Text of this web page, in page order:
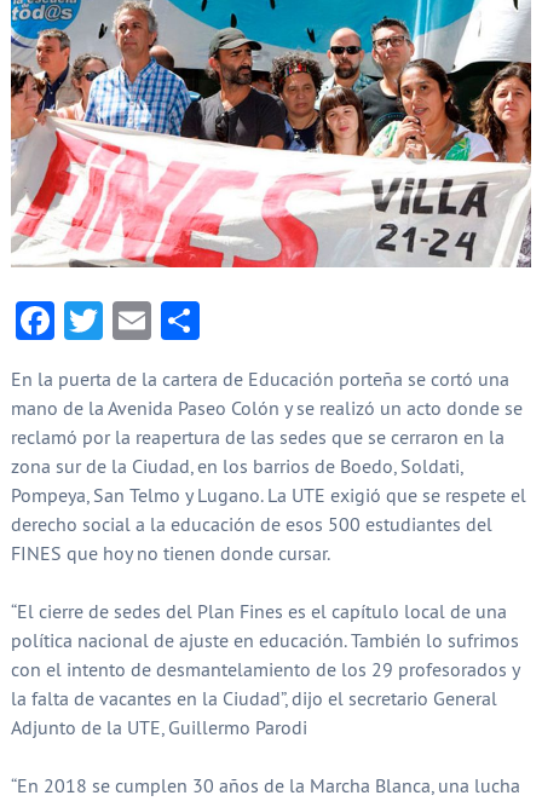
Facebook
Twitter
EmailCompartir
En la puerta de la cartera de Educación porteña se cortó una
mano de la Avenida Paseo Colón y se realizó un acto donde se
reclamó por la reapertura de las sedes que se cerraron en la
zona sur de la Ciudad, en los barrios de Boedo, Soldati,
Pompeya, San Telmo y Lugano. La UTE exigió que se respete el
derecho social a la educación de esos 500 estudiantes del
FINES que hoy no tienen donde cursar.
“El cierre de sedes del Plan Fines es el capítulo local de una
política nacional de ajuste en educación. También lo sufrimos
con el intento de desmantelamiento de los 29 profesorados y
la falta de vacantes en la Ciudad”, dijo el secretario General
Adjunto de la UTE, Guillermo Parodi
“En 2018 se cumplen 30 años de la Marcha Blanca, una lucha